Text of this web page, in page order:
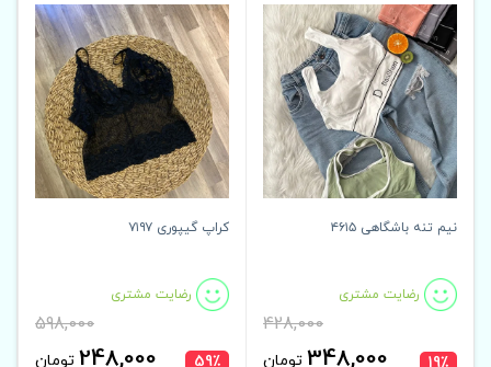
نیم تنه باشگاهی ۴۶۱۵
رضایت مشتری
428,000
348,000 تومان 59٪
کراپ گیپوری ۷۱۹۷
رضایت مشتری
598,000
248,000 تومان